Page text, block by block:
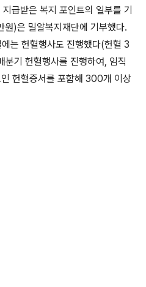
급받은 복지 포인트의 일부를 기
원)은 밀알복지재단에 기부했다.
에는 헌혈행사도 진행했다(헌혈 3
분기 헌혈행사를 진행하여 , 임직
헌혈증서를 포함해 300개 이상